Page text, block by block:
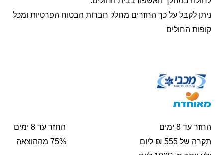
ניתן לקבל על כך החזרים מחלק חברות הבטוח הפרטיות ומכל
קופות החולים
החזר עד 8 ימים החזר עד 8 ימים
תקרה של 555 ₪ ליום 75% מההוצאה